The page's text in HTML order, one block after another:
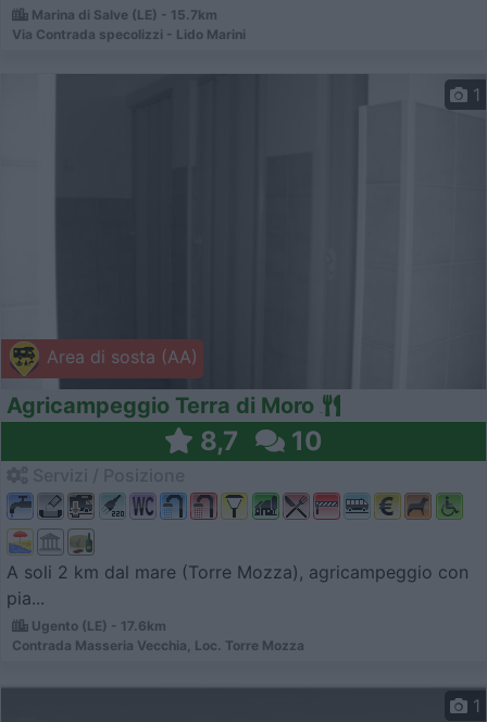
Marina di Salve (LE) - 15.7km
Via Contrada specolizzi - Lido Marini
Area di sosta (AA)
1
Agricampeggio Terra di Moro
8,7 10
A soli 2 km dal mare (Torre Mozza), agricampeggio con
pia...
Ugento (LE) - 17.6km
Contrada Masseria Vecchia, Loc. Torre Mozza
1